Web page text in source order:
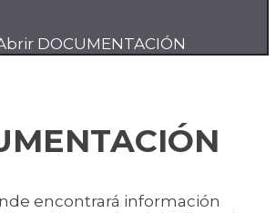
DOCUMENTACIÓN
encontrará información